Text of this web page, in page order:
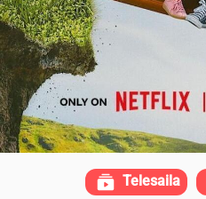
Telesaila